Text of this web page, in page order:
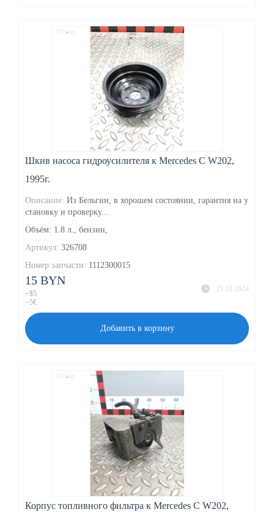
Шкив насоса гидроусилителя к Mercedes C W202,
1995г.
Описание: Из Бельгии, в хорошем состоянии, гарантия на у
становку и проверку...
Объём: 1.8 л., бензин,
Артикул: 326708
Номер запчасти: 1112300015
25.10.2024
15 BYN
~$5
~5€
Добавить в корзину
Корпус топливного фильтра к Mercedes C W202,